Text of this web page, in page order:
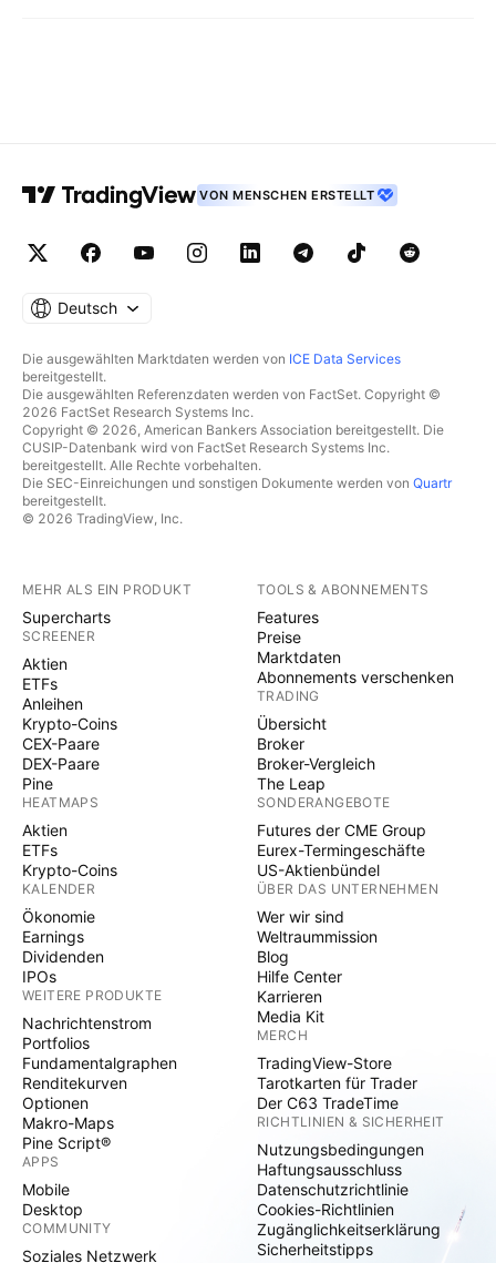
VON MENSCHEN ERSTELLT
Deutsch
Die ausgewählten Marktdaten werden von ICE Data Services
bereitgestellt.
Die ausgewählten Referenzdaten werden von FactSet. Copyright ©
2026 FactSet Research Systems Inc.
Copyright © 2026, American Bankers Association bereitgestellt. Die
CUSIP-Datenbank wird von FactSet Research Systems Inc.
bereitgestellt. Alle Rechte vorbehalten.
Die SEC-Einreichungen und sonstigen Dokumente werden von Quartr
bereitgestellt.
© 2026 TradingView, Inc.
MEHR ALS EIN PRODUKT
Supercharts
SCREENER
Aktien
ETFs
Anleihen
Krypto-Coins
CEX-Paare
DEX-Paare
Pine
HEATMAPS
Aktien
ETFs
Krypto-Coins
KALENDER
Ökonomie
Earnings
Dividenden
IPOs
WEITERE PRODUKTE
Nachrichtenstrom
Portfolios
Fundamentalgraphen
Renditekurven
Optionen
Makro-Maps
Pine Script®
APPS
Mobile
Desktop
COMMUNITY
Soziales Netzwerk
TOOLS & ABONNEMENTS
Features
Preise
Marktdaten
Abonnements verschenken
TRADING
Übersicht
Broker
Broker-Vergleich
The Leap
SONDERANGEBOTE
Futures der CME Group
Eurex-Termingeschäfte
US-Aktienbündel
ÜBER DAS UNTERNEHMEN
Wer wir sind
Weltraummission
Blog
Hilfe Center
Karrieren
Media Kit
MERCH
TradingView-Store
Tarotkarten für Trader
Der C63 TradeTime
RICHTLINIEN & SICHERHEIT
Nutzungsbedingungen
Haftungsausschluss
Datenschutzrichtlinie
Cookies-Richtlinien
Zugänglichkeitserklärung
Sicherheitstipps